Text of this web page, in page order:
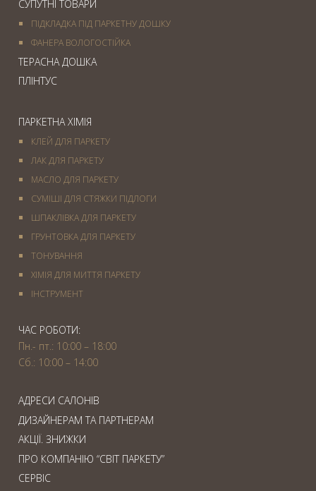
СУПУТНІ ТОВАРИ
ПІДКЛАДКА ПІД ПАРКЕТНУ ДОШКУ
ФАНЕРА ВОЛОГОСТІЙКА
ТЕРАСНА ДОШКА
ПЛІНТУС
ПАРКЕТНА ХІМІЯ
КЛЕЙ ДЛЯ ПАРКЕТУ
ЛАК ДЛЯ ПАРКЕТУ
МАСЛО ДЛЯ ПАРКЕТУ
СУМІШІ ДЛЯ СТЯЖКИ ПІДЛОГИ
ШПАКЛІВКА ДЛЯ ПАРКЕТУ
ГРУНТОВКА ДЛЯ ПАРКЕТУ
ТОНУВАННЯ
ХІМІЯ ДЛЯ МИТТЯ ПАРКЕТУ
IНСТРУМЕНТ
ЧАС РОБОТИ:
Пн.- пт.: 10:00 – 18:00
Сб.: 10:00 – 14:00
АДРЕСИ САЛОНІВ
ДИЗАЙНЕРАМ ТА ПАРТНЕРАМ
АКЦІЇ. ЗНИЖКИ
ПРО КОМПАНІЮ “СВІТ ПАРКЕТУ”
СЕРВІС